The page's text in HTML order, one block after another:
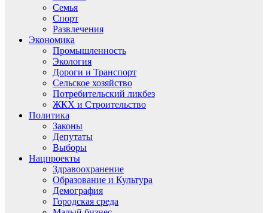
Семья
Спорт
Развлечения
Экономика
Промышленность
Экология
Дороги и Транспорт
Сельское хозяйство
Потребительский ликбез
ЖКХ и Строительство
Политика
Законы
Депутаты
Выборы
Нацпроекты
Здравоохранение
Образование и Культура
Демография
Городская среда